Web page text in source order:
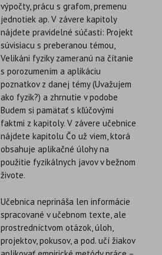
výpočty, prácu s grafom, premenu
jednotiek ap. V závere kapitoly
nájdete pravidelné súčasti: Projekt
súvisiacu s preberanou témou,
Velikáni fyziky zameranú na čítanie
s porozumením a aplikáciu
poznatkov z danej témy (Uvažujem
ako fyzik?) a zhrnutie v podobe
Budem si pamätať s kľúčovými
faktmi z kapitoly. V závere učebnice
nájdete kapitolu Čo už viem, ktorá
obsahuje aplikačné úlohy na
použitie fyzikálnych javov v bežnom
živote.
Učebnica neprináša len informácie
spracované v učebnom texte, ale
prostredníctvom otázok, úloh,
projektov, pokusov, a pod. učí žiakov